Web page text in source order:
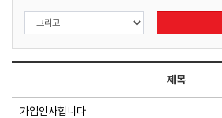
제목
가입인사합니다